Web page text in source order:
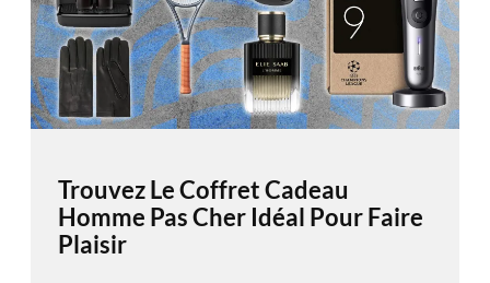
Trouvez Le Coffret Cadeau
Homme Pas Cher Idéal Pour Faire
Plaisir